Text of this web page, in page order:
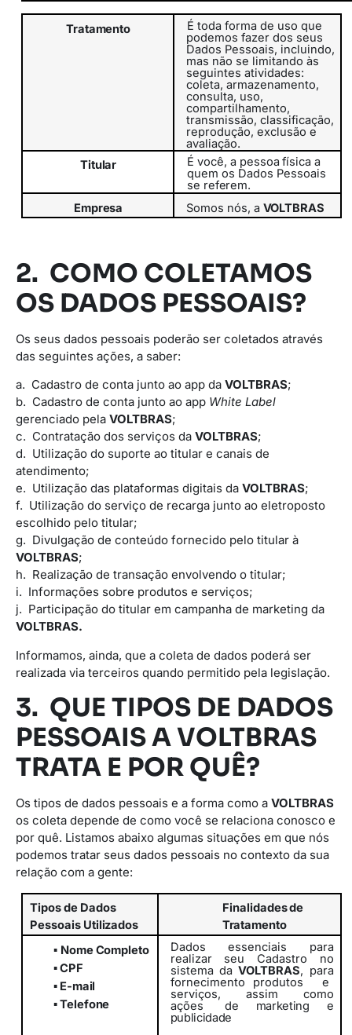
Tratamento
É toda forma de uso que
podemos fazer dos seus
Dados Pessoais, incluindo,
mas não se limitando às
seguintes atividades:
coleta, armazenamento,
consulta, uso,
compartilhamento,
transmissão, classificação,
reprodução, exclusão e
avaliação.
Titular
É você, a pessoa física a
quem os Dados Pessoais
se referem.
Empresa
Somos nós, a VOLTBRAS
2. COMO COLETAMOS
OS DADOS PESSOAIS?
Os seus dados pessoais poderão ser coletados através
das seguintes ações, a saber:
a. Cadastro de conta junto ao app da VOLTBRAS;
b. Cadastro de conta junto ao app White Label
gerenciado pela VOLTBRAS;
c. Contratação dos serviços da VOLTBRAS;
d. Utilização do suporte ao titular e canais de
atendimento;
e. Utilização das plataformas digitais da VOLTBRAS;
f. Utilização do serviço de recarga junto ao eletroposto
escolhido pelo titular;
g. Divulgação de conteúdo fornecido pelo titular à
VOLTBRAS;
h. Realização de transação envolvendo o titular;
i. Informações sobre produtos e serviços;
j. Participação do titular em campanha de marketing da
VOLTBRAS.
Informamos, ainda, que a coleta de dados poderá ser
realizada via terceiros quando permitido pela legislação.
3. QUE TIPOS DE DADOS
PESSOAIS A VOLTBRAS
TRATA E POR QUÊ?
Os tipos de dados pessoais e a forma como a VOLTBRAS
os coleta depende de como você se relaciona conosco e
por quê. Listamos abaixo algumas situações em que nós
podemos tratar seus dados pessoais no contexto da sua
relação com a gente:
Tiposde Dados
Pessoais Utilizados
Finalidadesde
Tratamento
▪ NomeCompleto
▪CPF
▪ E-mail
▪Telefone
Dados essenciais para
realizar seu Cadastro no
sistema daVOLTBRAS, para
fornecimento produtos
e
serviços,
assim
como
ações
de marketing e
publicidade